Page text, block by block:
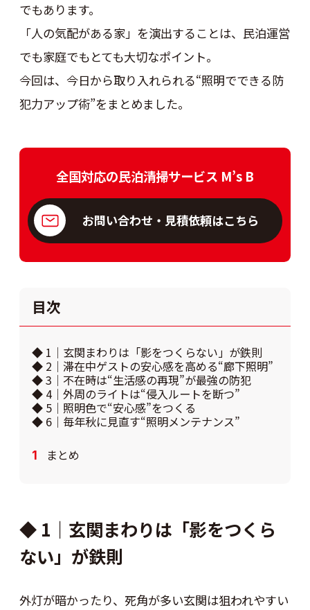
でもあります。
「人の気配がある家」を演出することは、民泊運営
でも家庭でもとても大切なポイント。
今回は、今日から取り入れられる“照明でできる防
犯力アップ術”をまとめました。
全国対応の民泊清掃サービス M’s B
お問い合わせ・見積依頼はこちら
目次
◆ 1｜玄関まわりは「影をつくらない」が鉄則
◆ 2｜滞在中ゲストの安心感を高める“廊下照明”
◆ 3｜不在時は“生活感の再現”が最強の防犯
◆ 4｜外周のライトは“侵入ルートを断つ”
◆ 5｜照明色で“安心感”をつくる
◆ 6｜毎年秋に見直す“照明メンテナンス”
まとめ
◆ 1｜玄関まわりは「影をつくら
ない」が鉄則
外灯が暗かったり、死角が多い玄関は狙われやすい